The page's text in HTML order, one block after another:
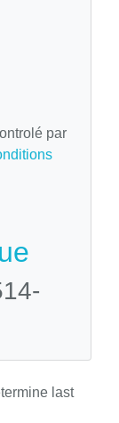
par
last